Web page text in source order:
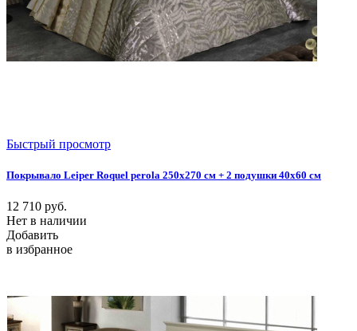
Быстрый просмотр
Покрывало Leiper Roquel perola 250x270 см + 2 подушки 40х60 см
12 710 руб.
Нет в наличии
Добавить
в избранное